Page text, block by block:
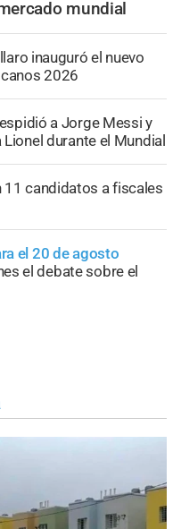
mundial
inauguró el nuevo
2026
a Jorge Messi y
durante el Mundial
11 candidatos a fiscales
el 20 de agosto
el debate sobre el